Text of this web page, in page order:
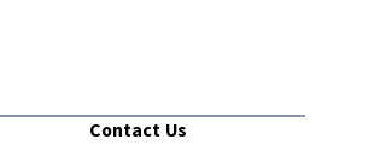
Contact Us